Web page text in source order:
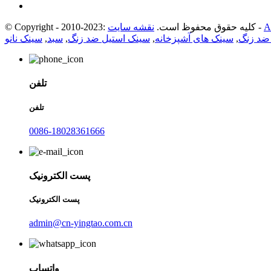
© Copyright - 2010-2023: کلیه حقوق محفوظ است. نقشه سایت
-
ضد زنگ, سینک های آشپزخانه, سینک استیل ضد زنگ, سبد, سینک نانو
تلفن
تلفن
0086-18028361666
پست الکترونیک
پست الکترونیک
admin@cn-yingtao.com.cn
واتساپ